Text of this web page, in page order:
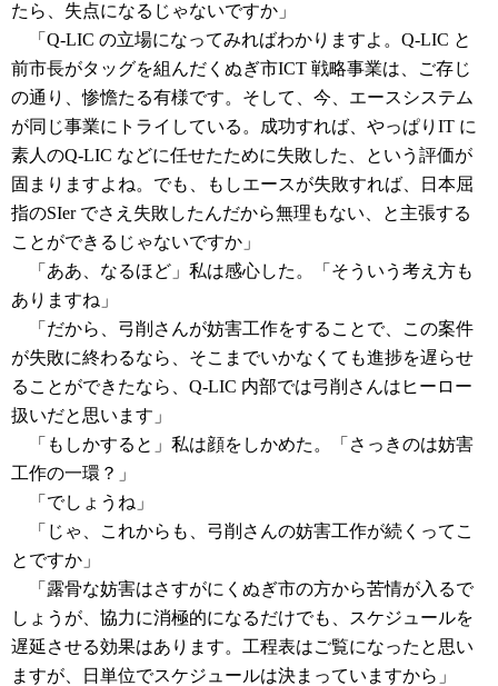
たら、失点になるじゃないですか」
「Q-LIC の立場になってみればわかりますよ。Q-LIC と
前市長がタッグを組んだくぬぎ市ICT 戦略事業は、ご存じ
の通り、惨憺たる有様です。そして、今、エースシステム
が同じ事業にトライしている。成功すれば、やっぱりIT に
素人のQ-LIC などに任せたために失敗した、という評価が
固まりますよね。でも、もしエースが失敗すれば、日本屈
指のSIer でさえ失敗したんだから無理もない、と主張する
ことができるじゃないですか」
「ああ、なるほど」私は感心した。「そういう考え方も
ありますね」
「だから、弓削さんが妨害工作をすることで、この案件
が失敗に終わるなら、そこまでいかなくても進捗を遅らせ
ることができたなら、Q-LIC 内部では弓削さんはヒーロー
扱いだと思います」
「もしかすると」私は顔をしかめた。「さっきのは妨害
工作の一環？」
「でしょうね」
「じゃ、これからも、弓削さんの妨害工作が続くってこ
とですか」
「露骨な妨害はさすがにくぬぎ市の方から苦情が入るで
しょうが、協力に消極的になるだけでも、スケジュールを
遅延させる効果はあります。工程表はご覧になったと思い
ますが、日単位でスケジュールは決まっていますから」